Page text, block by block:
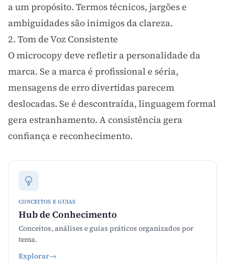
a um propósito. Termos técnicos, jargões e
ambiguidades são inimigos da clareza.
2. Tom de Voz Consistente
O microcopy deve refletir a personalidade da
marca. Se a marca é profissional e séria,
mensagens de erro divertidas parecem
deslocadas. Se é descontraída, linguagem formal
gera estranhamento. A consistência gera
confiança e reconhecimento.
CONCEITOS E GUIAS
Hub de Conhecimento
Conceitos, análises e guias práticos organizados por
tema.
Explorar→